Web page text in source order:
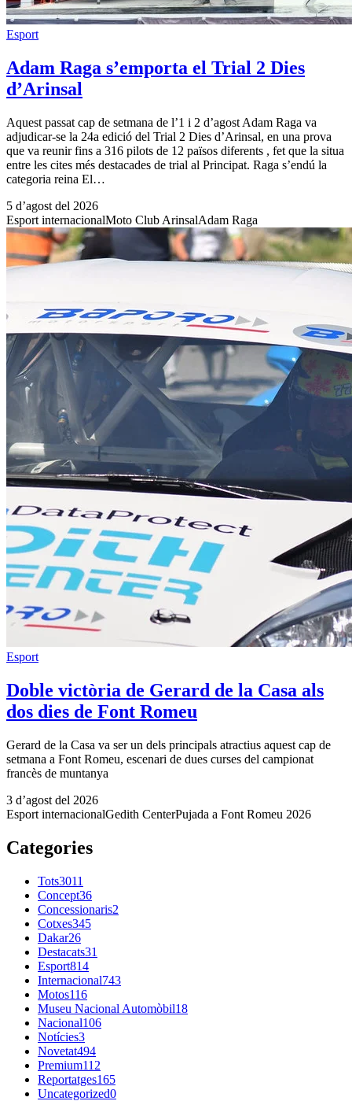
Esport
Adam Raga s’emporta el Trial 2 Dies
d’Arinsal
Aquest passat cap de setmana de l’1 i 2 d’agost Adam Raga va
adjudicar-se la 24a edició del Trial 2 Dies d’Arinsal, en una prova
que va reunir fins a 316 pilots de 12 països diferents , fet que la situa
entre les cites més destacades de trial al Principat. Raga s’endú la
categoria reina El…
5 d’agost del 2026
Esport internacionalMoto Club ArinsalAdam Raga
Esport
Doble victòria de Gerard de la Casa als
dos dies de Font Romeu
Gerard de la Casa va ser un dels principals atractius aquest cap de
setmana a Font Romeu, escenari de dues curses del campionat
francès de muntanya
3 d’agost del 2026
Esport internacionalGedith CenterPujada a Font Romeu 2026
Categories
Tots3011
Concept36
Concessionaris2
Cotxes345
Dakar26
Destacats31
Esport814
Internacional743
Motos116
Museu Nacional Automòbil18
Nacional106
Notícies3
Novetat494
Premium112
Reportatges165
Uncategorized0